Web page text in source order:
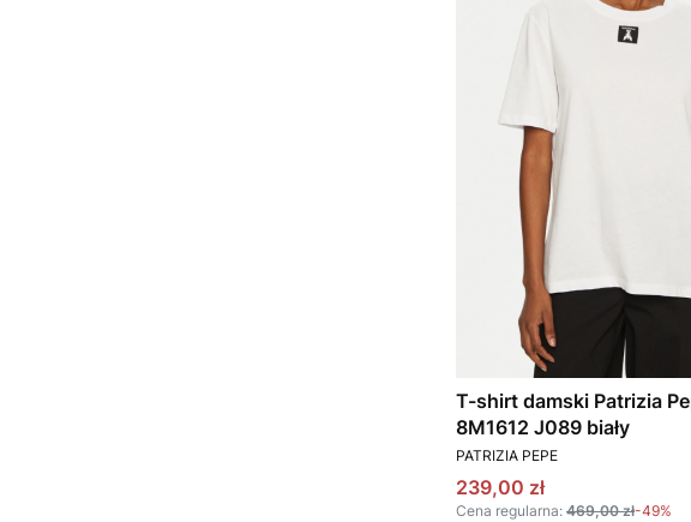
T-shirt damski Patrizia
8M1612 J089 biały
PRODUCENT
PATRIZIA PEPE
Cena promocyjna
239,00 zł
Cena regularna: 469,00 zł-49%